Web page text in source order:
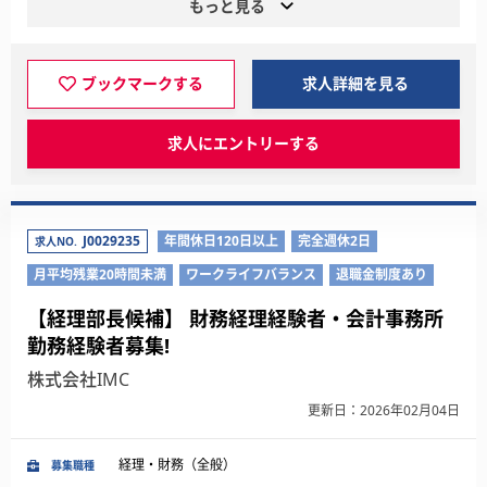
もっと見る
ブックマークする 求人詳細を見る
求人にエントリーする
求人NO. J0029235 年間休日120日以上
完全週休2日
月平均残業20時間未満
ワークライフバランス 退職金制度あり
【経理部長候補】 財務経理経験者・会計事務所
勤務経験者募集!
株式会社IMC
更新日：2026年02月04日
募集職種
経理・財務（全般）